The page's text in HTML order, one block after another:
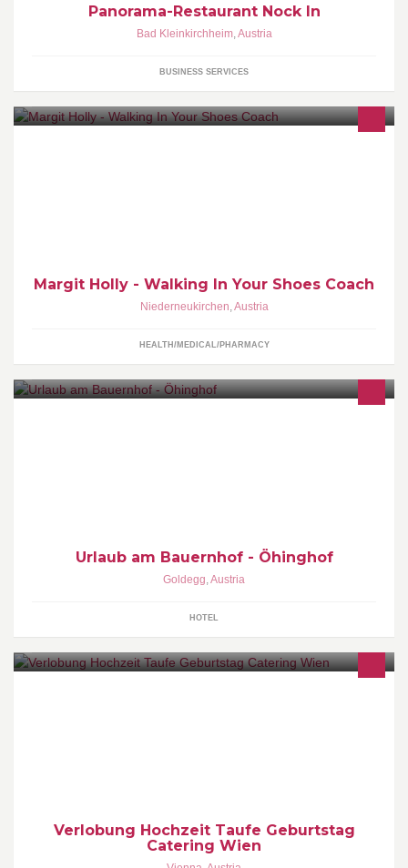
Panorama-Restaurant Nock In
Bad Kleinkirchheim,Austria
BUSINESS SERVICES
Margit Holly - Walking In Your Shoes Coach
Niederneukirchen,Austria
HEALTH/MEDICAL/PHARMACY
Urlaub am Bauernhof - Öhinghof
Goldegg,Austria
HOTEL
Verlobung Hochzeit Taufe Geburtstag
Catering Wien